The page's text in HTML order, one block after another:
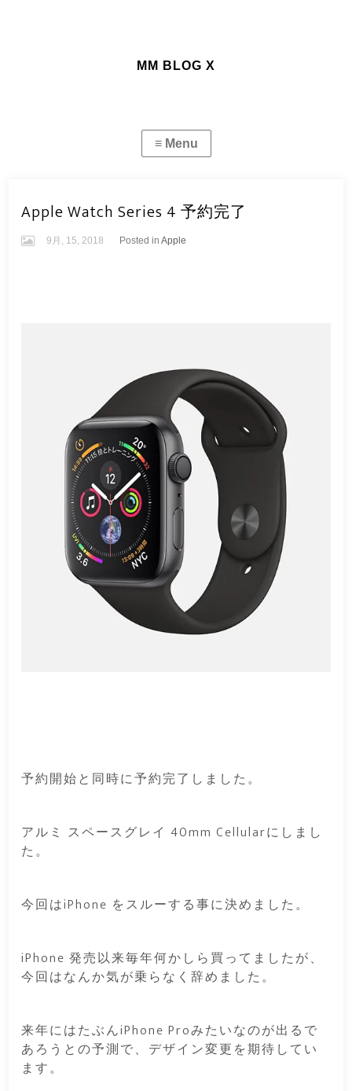
MM BLOG X
Apple Watch Series 4 予約完了
9月, 15, 2018 Posted inApple
予約開始と同時に予約完了しました。
アルミ スペースグレイ 40mm Cellularにしまし
た。
今回はiPhone をスルーする事に決めました。
iPhone 発売以来毎年何かしら買ってましたが、
今回はなんか気が乗らなく辞めました。
来年にはたぶんiPhone Proみたいなのが出るで
あろうとの予測で、デザイン変更を期待してい
ます。